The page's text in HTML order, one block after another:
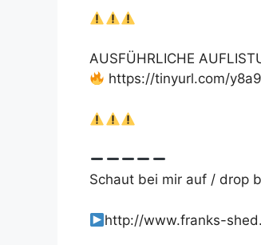
AUSFÜHRLICHE
https://tinyurl.com/
Schaut bei mir auf / drop
http://www.franks-